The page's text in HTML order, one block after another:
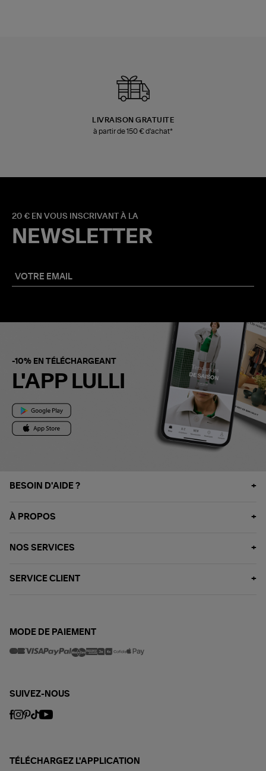
LIVRAISON GRATUITE
à partir de 150 € d'achat*
20 € EN VOUS INSCRIVANT À LA
NEWSLETTER
-10% EN TÉLÉCHARGEANT
L'APP LULLI
BESOIN D'AIDE ?
À PROPOS
NOS SERVICES
SERVICE CLIENT
MODE DE PAIEMENT
SUIVEZ-NOUS
TÉLÉCHARGEZ L'APPLICATION